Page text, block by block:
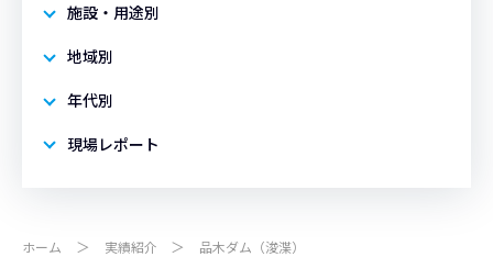
施設・用途別
地域別
年代別
現場レポート
ホーム 実績紹介 品木ダム（浚渫）